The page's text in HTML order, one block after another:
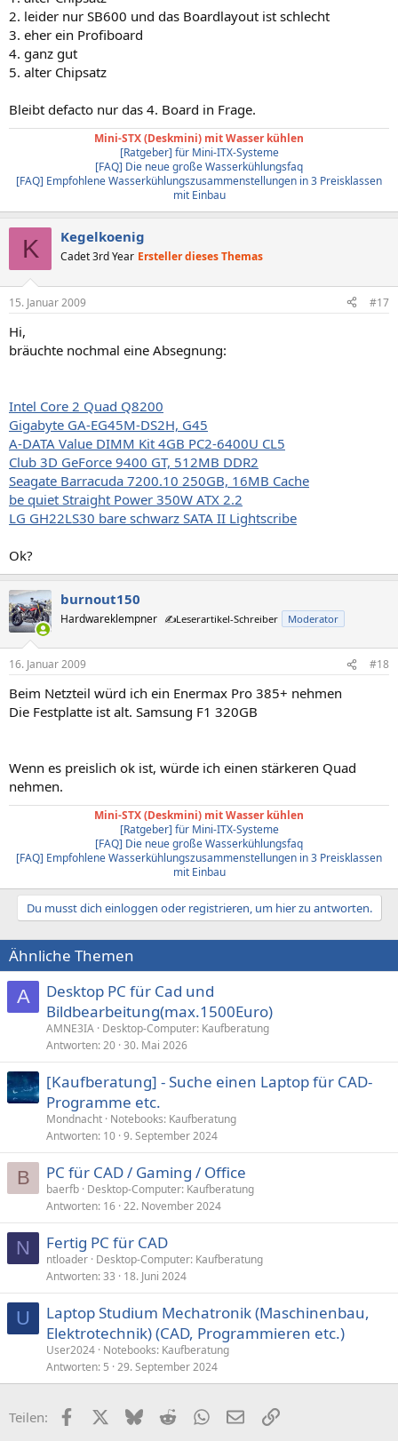
2. leider nur SB600 und das Boardlayout ist schlecht
3. eher ein Profiboard
4. ganz gut
5. alter Chipsatz
Bleibt defacto nur das 4. Board in Frage.
Mini-STX (Deskmini) mit Wasser kühlen
[Ratgeber] für Mini-ITX-Systeme
[FAQ] Die neue große Wasserkühlungsfaq
[FAQ] Empfohlene Wasserkühlungszusammenstellungen in 3 Preisklassen
mit Einbau
K Kegelkoenig
Cadet 3rd Year Ersteller dieses Themas
15. Januar 2009 #17
Hi,
bräuchte nochmal eine Absegnung:
Intel Core 2 Quad Q8200
Gigabyte GA-EG45M-DS2H, G45
A-DATA Value DIMM Kit 4GB PC2-6400U CL5
Club 3D GeForce 9400 GT, 512MB DDR2
Seagate Barracuda 7200.10 250GB, 16MB Cache
be quiet Straight Power 350W ATX 2.2
LG GH22LS30 bare schwarz SATA II Lightscribe
Ok?
burnout150
Hardwareklempner ✍️Leserartikel-Schreiber Moderator
16. Januar 2009 #18
Beim Netzteil würd ich ein Enermax Pro 385+ nehmen
Die Festplatte ist alt. Samsung F1 320GB
Wenn es preislich ok ist, würde ich einen stärkeren Quad
nehmen.
Mini-STX (Deskmini) mit Wasser kühlen
[Ratgeber] für Mini-ITX-Systeme
[FAQ] Die neue große Wasserkühlungsfaq
[FAQ] Empfohlene Wasserkühlungszusammenstellungen in 3 Preisklassen
mit Einbau
Du musst dich einloggen oder registrieren, um hier zu antworten.
Ähnliche Themen
A
Desktop PC für Cad und
Bildbearbeitung(max.1500Euro)
AMNE3IA Desktop-Computer: Kaufberatung
Antworten 20 30. Mai 2026
[Kaufberatung] - Suche einen Laptop für CAD-
Programme etc.
Mondnacht Notebooks: Kaufberatung
Antworten 10 9. September 2024
B PC für CAD / Gaming / Office
baerfb Desktop-Computer: Kaufberatung
Antworten 16 22. November 2024
N Fertig PC für CAD
ntloader Desktop-Computer: Kaufberatung
Antworten 33 18. Juni 2024
U
Laptop Studium Mechatronik (Maschinenbau,
Elektrotechnik) (CAD, Programmieren etc.)
User2024 Notebooks: Kaufberatung
Antworten 5 29. September 2024
Teilen: FacebookX (Twitter)
BlueskyRedditWhatsApp
E-MailLink